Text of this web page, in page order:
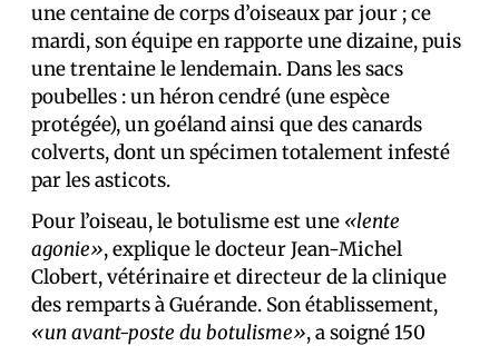
une centaine de corps d’oiseaux par jour ; ce
mardi, son équipe en rapporte une dizaine, puis
une trentaine le lendemain. Dans les sacs
poubelles : un héron cendré (une espèce
protégée), un goéland ainsi que des canards
colverts, dont un spécimen totalement infesté
par les asticots.
Pour l’oiseau, le botulisme est une «lente
agonie», explique le docteur Jean-Michel
Clobert, vétérinaire et directeur de la clinique
des remparts à Guérande. Son établissement,
«un avant-poste du botulisme», a soigné 150